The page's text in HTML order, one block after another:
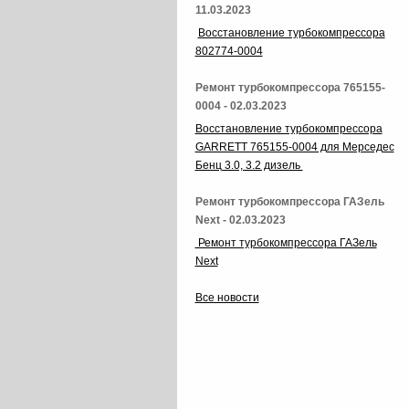
11.03.2023
Восстановление турбокомпрессора
802774-0004
Ремонт турбокомпрессора 765155-
0004 - 02.03.2023
Восстановление турбокомпрессора
GARRETT 765155-0004 для Мерседес
Бенц 3.0, 3.2 дизель
Ремонт турбокомпрессора ГАЗель
Next - 02.03.2023
Ремонт турбокомпрессора ГАЗель
Next
Все новости